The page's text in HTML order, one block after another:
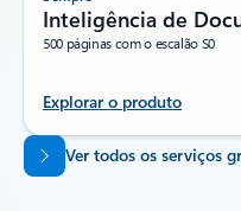
Inteligência de
500 páginas com o escalão S0
Explorar o produto
Voltar aos separadores
Ver todos os serviços